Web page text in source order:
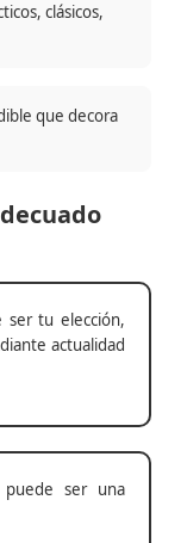
clásicos,
que decora
ser tu elección,
actualidad
puede ser una